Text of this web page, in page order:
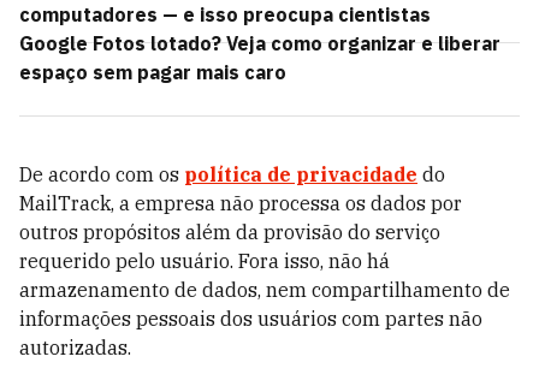
computadores — e isso preocupa cientistas
Google Fotos lotado? Veja como organizar e liberar
espaço sem pagar mais caro
De acordo com os política de privacidade do
MailTrack, a empresa não processa os dados por
outros propósitos além da provisão do serviço
requerido pelo usuário. Fora isso, não há
armazenamento de dados, nem compartilhamento de
informações pessoais dos usuários com partes não
autorizadas.